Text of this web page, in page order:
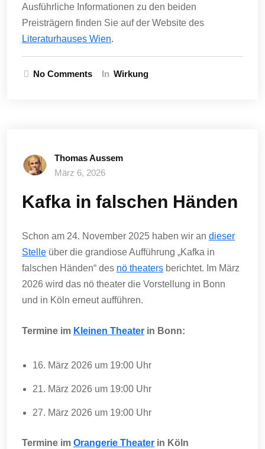
Ausführliche Informationen zu den beiden
Preisträgern finden Sie auf der Website des
Literaturhauses Wien.
No Comments In Wirkung
Thomas Aussem
März 6, 2026
Kafka in falschen Händen
Schon am 24. November 2025 haben wir an dieser
Stelle über die grandiose Aufführung „Kafka in
falschen Händen“ des nö theaters berichtet. Im März
2026 wird das nö theater die Vorstellung in Bonn
und in Köln erneut aufführen.
Termine im Kleinen Theater in Bonn:
16. März 2026 um 19:00 Uhr
21. März 2026 um 19:00 Uhr
27. März 2026 um 19:00 Uhr
Termine im Orangerie Theater in Köln